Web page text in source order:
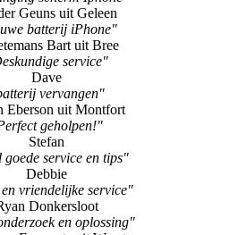
Geuns uit Geleen
batterij iPhone"
Bart uit Bree
service"
Dave
vervangen"
Eberson uit Montfort
geholpen!"
Stefan
service en tips"
Debbie
vriendelijke service"
Donkersloot
en oplossing"